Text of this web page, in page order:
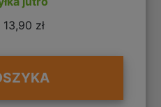
13,90 zł